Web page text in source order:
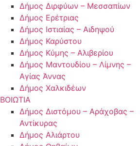
Δήμος Διρφύων – Μεσσαπίων
Δήμος Ερέτριας
Δήμος Ιστιαίας – Αιδηψού
Δήμος Καρύστου
Δήμος Κύμης – Αλιβερίου
Δήμος Μαντουδίου – Λίμνης –
Αγίας Άννας
Δήμος Χαλκιδέων
ΒΟΙΩΤΙΑ
Δήμος Διστόμου – Αράχοβας –
Αντίκυρας
Δήμος Αλιάρτου